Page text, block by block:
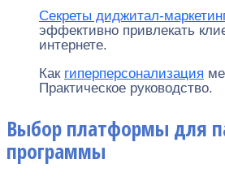
Секреты диджитал-
эффективно привлекать
интернете.
Как гиперперсонализация
Практическое руководство.
Выбор платформы для
программы